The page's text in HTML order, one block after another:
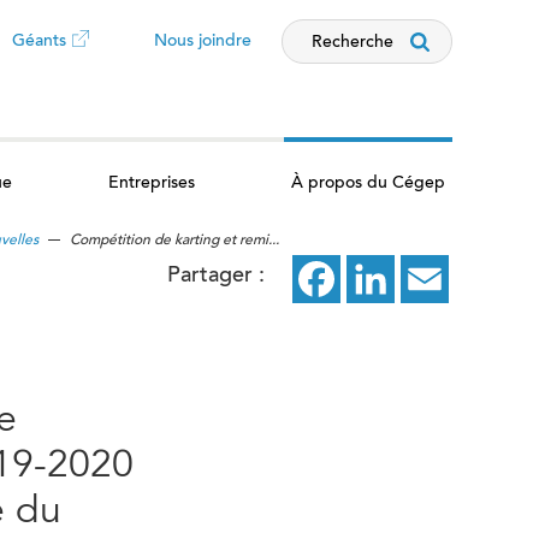
Recherche
Géants
onglet
Nous joindre
Entreprises À propos du Cégep
Compétition de karting et remi...
Partager : Facebook
ce LinkedIn
ce
2020
du